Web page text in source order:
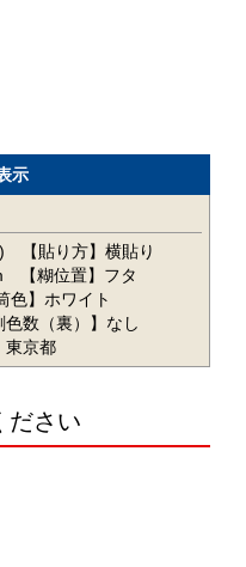
示
【貼り方】横貼り
【糊位置】フタ
色】ホワイト
色数（裏）】なし
東京都
ださい